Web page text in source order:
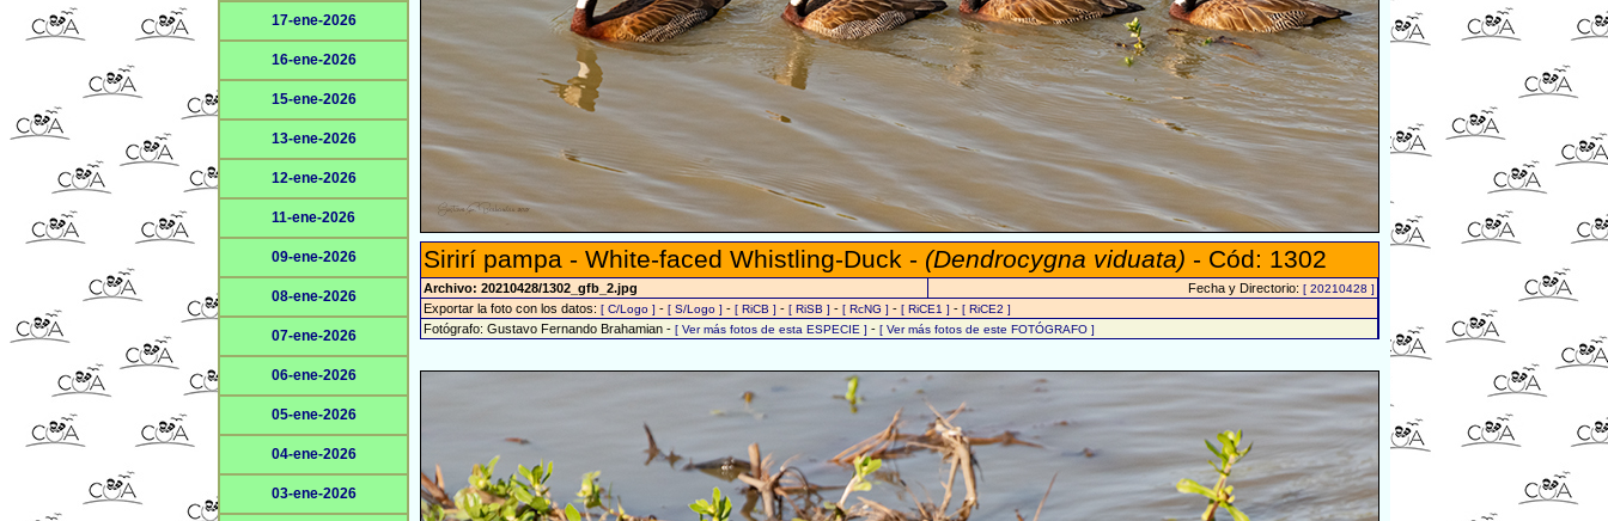
17-ene-2026
16-ene-2026
15-ene-2026
13-ene-2026
12-ene-2026
11-ene-2026
09-ene-2026
08-ene-2026
07-ene-2026
06-ene-2026
05-ene-2026
04-ene-2026
03-ene-2026
Sirirí pampa - White-faced Whistling-Duck - (Dendrocygna viduata) - Cód: 1302
Archivo: 20210428/1302_gfb_2.jpg Fecha y Directorio: [ 20210428 ]
Exportar la foto con los datos: [ C/Logo ] - [ S/Logo ] - [ RiCB ] - [ RiSB ] - [ RcNG ] - [ RiCE1 ] - [ RiCE2 ]
Fotógrafo: Gustavo Fernando Brahamian - [ Ver más fotos de esta ESPECIE ] - [ Ver más fotos de este FOTÓGRAFO ]